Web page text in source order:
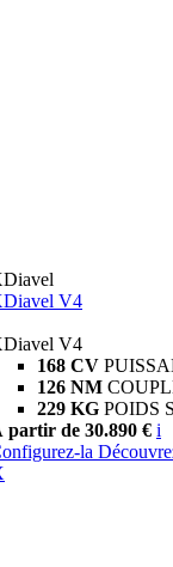
V4
V4
168 CV
126 NM
229 KG POIDS
partir de 30.890 € i
la